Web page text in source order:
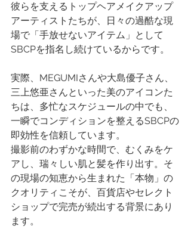
彼らを支えるトップヘアメイクアップ
アーティストたちが、日々の過酷な現
場で「手放せないアイテム」として
SBCPを指名し続けているからです。
実際、MEGUMIさんや大島優子さん、
三上悠亜さんといった美のアイコンた
ちは、多忙なスケジュールの中でも、
一瞬でコンディションを整えるSBCPの
即効性を信頼しています。
撮影前のわずかな時間で、むくみをケ
アし、瑞々しい肌と髪を作り出す。そ
の現場の知恵から生まれた「本物」の
クオリティこそが、百貨店やセレクト
ショップで完売が続出する背景にあり
ます。